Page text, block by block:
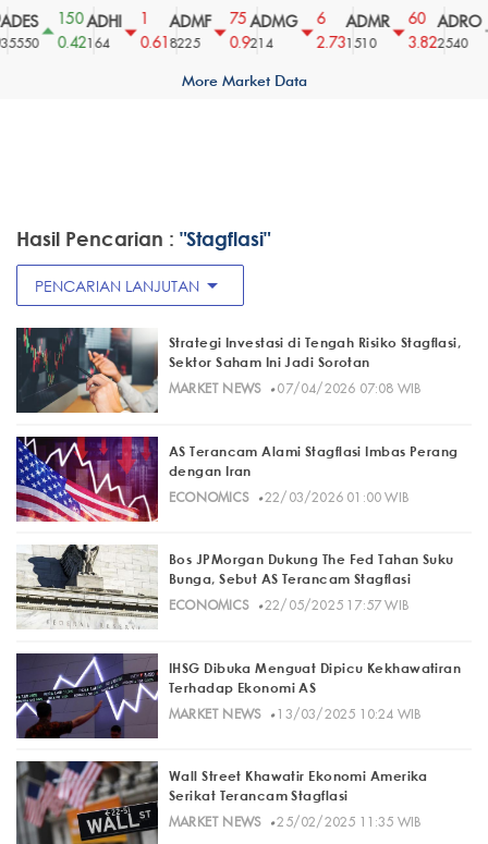
150
0.42
ADHI
164
0.61
ADMF
8225
75
0.9
ADMG
214
2.73
ADMR
1510
60
3.82
ADRO
2540
More Market Data
Hasil Pencarian : "Stagflasi"
PENCARIAN LANJUTAN arrow_drop_down
Strategi Investasi di Tengah Risiko Stagflasi,
Sektor Saham Ini Jadi Sorotan
MARKET NEWS· 07/04/2026 07:08 WIB
AS Terancam Alami Stagflasi Imbas Perang
dengan Iran
ECONOMICS· 22/03/2026 01:00 WIB
Bos JPMorgan Dukung The Fed Tahan Suku
Bunga, Sebut AS Terancam Stagflasi
ECONOMICS· 22/05/2025 17:57 WIB
IHSG Dibuka Menguat Dipicu Kekhawatiran
Terhadap Ekonomi AS
MARKET NEWS· 13/03/2025 10:24 WIB
Wall Street Khawatir Ekonomi Amerika
Serikat Terancam Stagflasi
MARKET NEWS· 25/02/2025 11:35 WIB